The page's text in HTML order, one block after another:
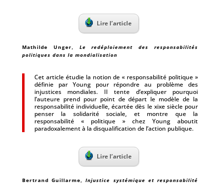
Lire l’article
Mathilde Unger, Le redéploiement des responsabilités
politiques dans la mondialisation
Cet article étudie la notion de « responsabilité politique »
définie par Young pour répondre au problème des
injustices mondiales. Il tente d’expliquer pourquoi
l’auteure prend pour point de départ le modèle de la
responsabilité individuelle, écartée dès le xixe siècle pour
penser la solidarité sociale, et montre que la
responsabilité « politique » chez Young aboutit
paradoxalement à la disqualification de l’action publique.
Lire l’article
Bertrand Guillarme,Injustice systémique et responsabilité